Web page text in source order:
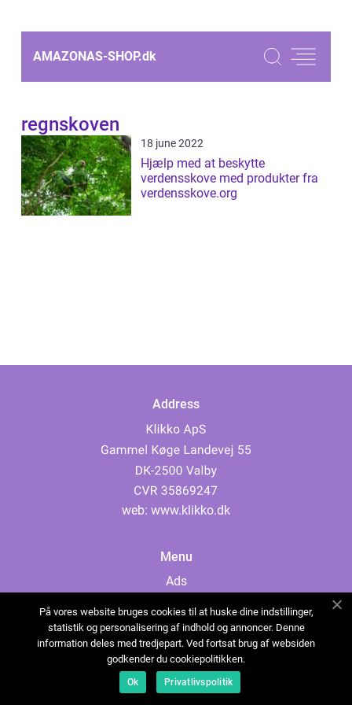
AMAZONAS-SHOP.dk
regnskoven
18 june 2022
Hjælp med at beskytte
verdensskove med produkter fra
verdensskove.org
Address
web: www.klikko.dk
Menu
Ads
Cookies
Contact
Sitemap
På vores website bruges cookies til at huske dine indstillinger,
statistik og personalisering af indhold og annoncer. Denne
information deles med tredjepart. Ved fortsat brug af websiden
godkender du cookiepolitikken.
Ok Privatlivspolitik